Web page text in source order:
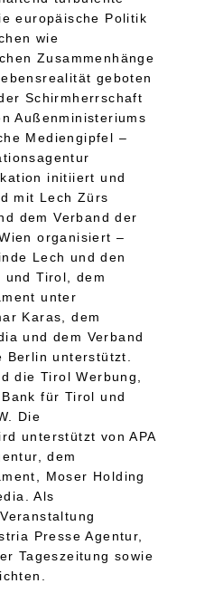
europäische Politik
wie
Zusammenhänge
geboten
Schirmherrschaft
Außenministeriums
Mediengipfel –
initiiert und
mit Lech Zürs
dem Verband der
organisiert –
Lech und den
und Tirol, dem
unter
Karas, dem
und dem Verband
Berlin unterstützt.
die Tirol Werbung,
für Tirol und
Die
unterstützt von APA
dem
Moser Holding
Als
Presse Agentur,
Tageszeitung sowie